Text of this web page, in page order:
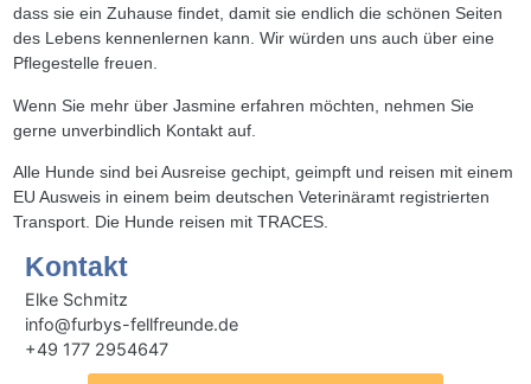
dass sie ein Zuhause findet, damit sie endlich die schönen Seiten
des Lebens kennenlernen kann. Wir würden uns auch über eine
Pflegestelle freuen.
Wenn Sie mehr über Jasmine erfahren möchten, nehmen Sie
gerne unverbindlich Kontakt auf.
Alle Hunde sind bei Ausreise gechipt, geimpft und reisen mit einem
EU Ausweis in einem beim deutschen Veterinäramt registrierten
Transport. Die Hunde reisen mit TRACES.
Kontakt
Elke Schmitz
info@furbys-fellfreunde.de
+49 177 2954647